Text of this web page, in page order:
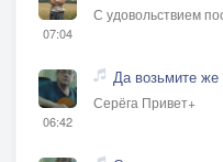
07:04
С удовольствием
06:42
Да возьмите же
Серёга Привет+